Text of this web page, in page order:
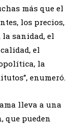
más que el
los precios,
sanidad, el
el
la
enumeró.
lleva a una
que pueden